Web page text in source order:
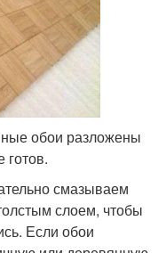
обои разложены
готов.
смазываем
слоем, чтобы
Если обои